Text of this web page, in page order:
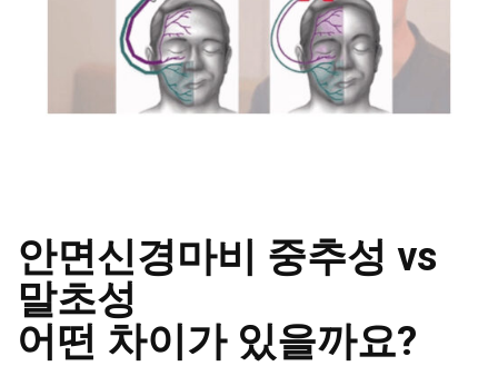
안면신경마비 중추성 vs
말초성
어떤 차이가 있을까요?